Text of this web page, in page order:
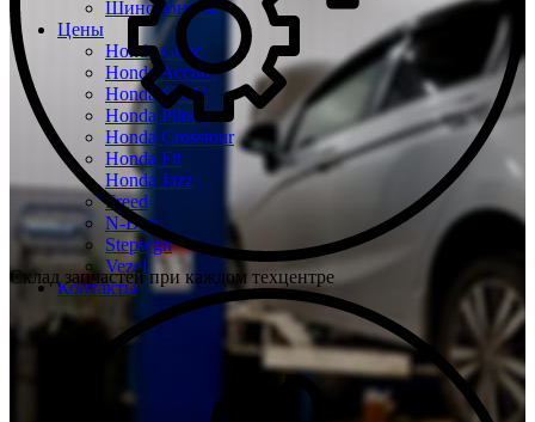
Шиномонтаж
Цены
Honda Civic
Honda Accord
Honda CR-V
Honda Pilot
Honda Crosstour
Honda Fit
Honda Jazz
Freed
N-Box
Stepwgn
Vezel
Контакты
Склад запчастей при каждом техцентре